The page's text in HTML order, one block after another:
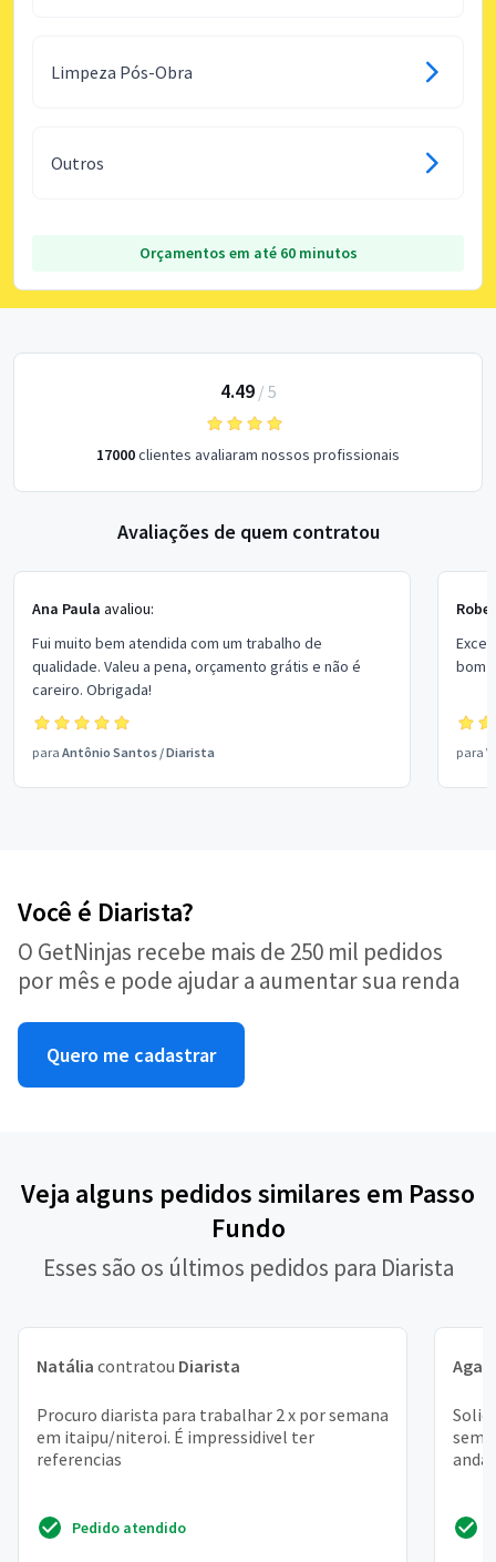
Limpeza Pós-Obra
Outros
Orçamentos em até 60 minutos
4.49/ 5
17000clientes avaliaram nossos profissionais
Avaliações de quem contratou
Ana Paula avaliou:
Fui muito bem atendida com um trabalho de
qualidade. Valeu a pena, orçamento grátis e não é
careiro. Obrigada!
para Antônio Santos /Diarista
bom
para
Você é Diarista?
O GetNinjas recebe mais de 250 mil pedidos
por mês e pode ajudar a aumentar sua renda
Quero me cadastrar
Veja alguns pedidos similares em Passo
Fundo
Esses são os últimos pedidos para Diarista
Natália contratou Diarista
Procuro diarista para trabalhar 2 x por semana
em itaipu/niteroi. É impressidivel ter
referencias
Pedido atendido